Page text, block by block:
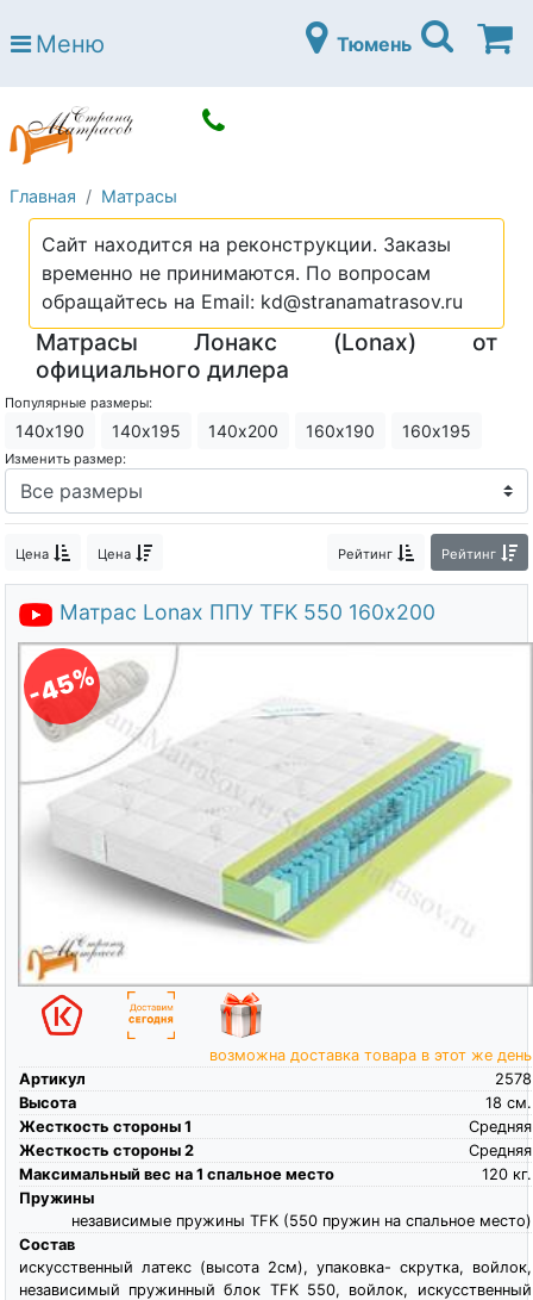
Страна матрасов
Open submenu (Матрасы)
Open submenu (Кровати)
Кровати
Open submenu (Аксессуары)
Open submenu (Диваны)
Диваны
Open submenu (Постельное белье)
Постельное белье
Open submenu (Мебель)
Мебель
Open submenu (Основания)
Основания
Open submenu (Детские матрасы)
Детские матрасы
Open submenu (Детские кровати)
Детские кровати
Open submenu (Шкафы)
Шкафы
О компании
Доставка по городу
Меню Тюмень
Главная Матрасы
Сайт находится на реконструкции. Заказы
временно не принимаются. По вопросам
обращайтесь на Email: kd@stranamatrasov.ru
Матрасы Лонакс (Lonax) от
официального дилера
Популярные размеры:
140х190 140х195 140х200 160х190 160х195
Изменить размер:
Цена Цена Рейтинг Рейтинг
Матрас Lonax ППУ TFK 550 160х200
-45%
возможна доставка товара в этот же день
Артикул
2578
Высота
см.
18
Жесткость стороны 1
Средняя
Жесткость стороны 2
Средняя
Максимальный вес на 1 спальное место
кг.
120
Пружины
независимые пружины TFK (550 пружин на спальное место)
Состав
искусственный латекс (высота 2см), упаковка- скрутка, войлок,
независимый пружинный блок TFK 550, войлок, искусственный